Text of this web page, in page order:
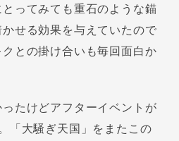
ってみても重石のような錨
せる効果を与えていたので
との掛け合いも毎回面白か
たけどアフターイベントが
「大騒ぎ天国」をまたこの